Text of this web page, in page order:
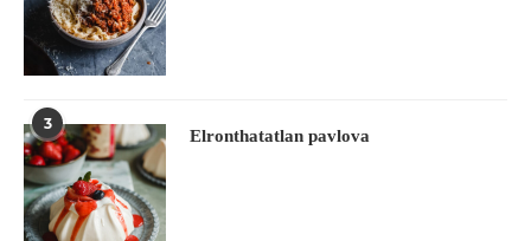
3
Elronthatatlan pavlova